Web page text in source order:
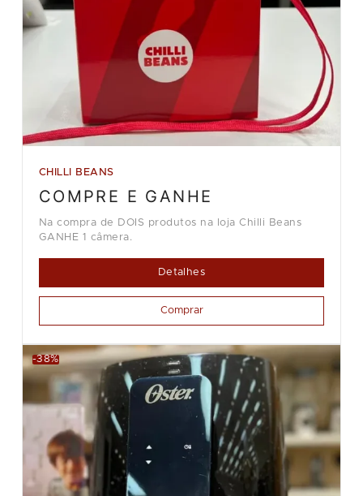
CHILLI BEANS
COMPRE E GANHE
Na compra de DOIS produtos na loja Chilli Beans
GANHE 1 câmera.
Detalhes
Comprar
-38%